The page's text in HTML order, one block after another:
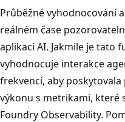
Průběžné vyhodnocování
reálném čase
aplikaci AI. Jakmile je tato
vyhodnocuje interakce
frekvencí, aby
výkonu s metrikami, které
Foundry Observability.